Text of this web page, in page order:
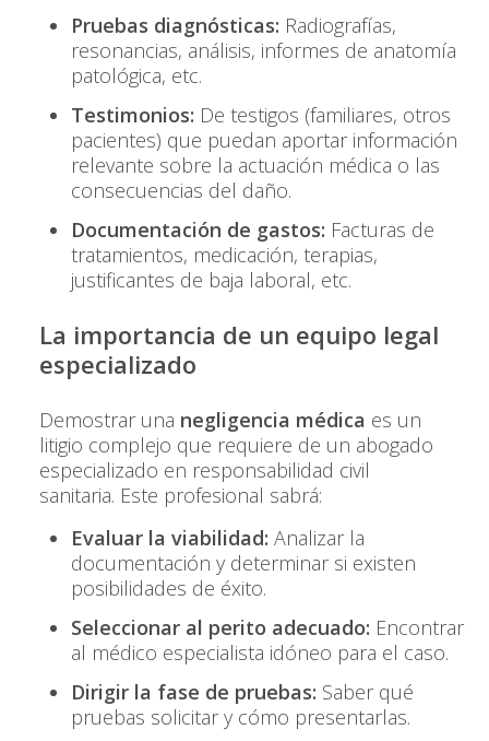
Pruebas diagnósticas: Radiografías,
resonancias, análisis, informes de anatomía
patológica, etc.
Testimonios: De testigos (familiares, otros
pacientes) que puedan aportar información
relevante sobre la actuación médica o las
consecuencias del daño.
Documentación de gastos: Facturas de
tratamientos, medicación, terapias,
justificantes de baja laboral, etc.
La importancia de un equipo legal
especializado
Demostrar una negligencia médica es un
litigio complejo que requiere de un abogado
especializado en responsabilidad civil
sanitaria. Este profesional sabrá:
Evaluar la viabilidad: Analizar la
documentación y determinar si existen
posibilidades de éxito.
Seleccionar al perito adecuado: Encontrar
al médico especialista idóneo para el caso.
Dirigir la fase de pruebas: Saber qué
pruebas solicitar y cómo presentarlas.